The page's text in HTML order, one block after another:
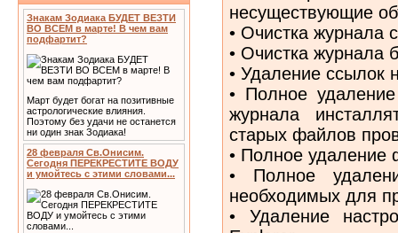
Знакам Зодиака БУДЕТ ВЕЗТИ
ВО ВСЕМ в марте! В чем вам
подфартит?
Март будет богат на позитивные
астрологические влияния.
Поэтому без удачи не останется
ни один знак Зодиака!
28 февраля Св.Онисим.
Сегодня ПЕРЕКРЕСТИТЕ ВОДУ
и умойтесь с этими словами...
несуществующие
• Очистка журнала
• Очистка журнала
• Удаление ссылок
• Полное
журнала
старых файлов
• Полное удаление
• Полное
необходимых для
• Удаление